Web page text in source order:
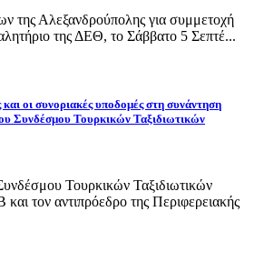
της Αλεξανδρούπολης για συμμετοχή
της ΔΕΘ, το Σάββατο 5 Σεπτέ...
οι συνοριακές υποδομές στη συνάντηση
Συνδέσμου Τουρκικών Ταξιδιωτικών
Τουρκικών Ταξιδιωτικών
τον αντιπρόεδρο της Περιφερειακής